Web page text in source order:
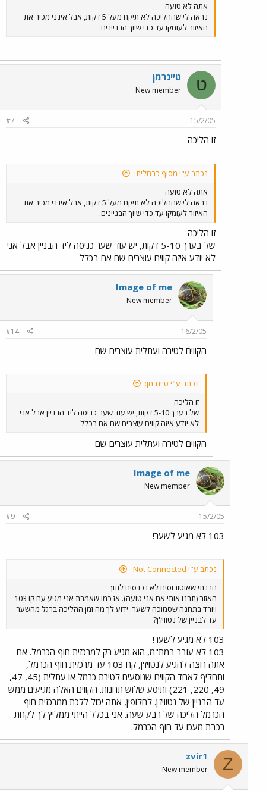
אתה לא טועה
נראה לי שההליכה לא תיקח מעל 5 דקות, אבל אינני מכיר את
האיזור לעומקו עד כדי שיוך הבניינים.
ט טייגרמן
New member
15/2/05
#7
זו הליכה
נכתב ע"י מסוף כרמלית:
אתה לא טועה
נראה לי שההליכה לא תיקח מעל 5 דקות, אבל אינני מכיר את
האיזור לעומקו עד כדי שיוך הבניינים.
זו הליכה
של בערך 5-10 דקות, יש עוד שער כניסה ליד הבניין אבל אני
לא יודע איזה קווים עוצרים שם אם בכלל
Image of me
New member
16/2/05
#14
הקווים לטירה ועתלית עוצרים שם
נכתב ע"י טייגרמן:
זו הליכה
של בערך 5-10 דקות, יש עוד שער כניסה ליד הבניין אבל אני
לא יודע איזה קווים עוצרים שם אם בכלל
הקווים לטירה ועתלית עוצרים שם
Image of me
New member
15/2/05
#9
103 לא מגיע לשער!
נכתב ע"י Not Connected:
הבנתי שאוטובוסים לא נכנסים לתוך
האזור (תרנו אותי אם אני טועה). אז כמו שאמרת אני מגיע עם קו 103
ויורד בתחנה שסמוכה לשער. ידוע לך מה זמן ההליכה ברגל מהשער
עד לבניין של נטוויז'ן?
103 לא מגיע לשער!
103 לא עובר במת"מ, הוא מגיע רק למרכזית חוף הכרמל. אם
אתה רוצה להגיע לנטויז'ן, קח 103 עד מרכזית חוף הכרמל,
ותחליף לאחד הקווים שנוסעים לטירת כרמל או עתלית (45, 47,
49, 220, 221) ותיסע שלוש תחנות. הקווים האלה מגיעים ממש
עד הבניין של נטוויז'ן. לחלופין, אתה יכול ללכת ממרכזית חוף
הכרמל הליכה של רבע שעה. אני בכלל הייתי ממליץ לך לקחת
רכבת מעכו עד חוף הכרמל.
Z
zvir1
New member